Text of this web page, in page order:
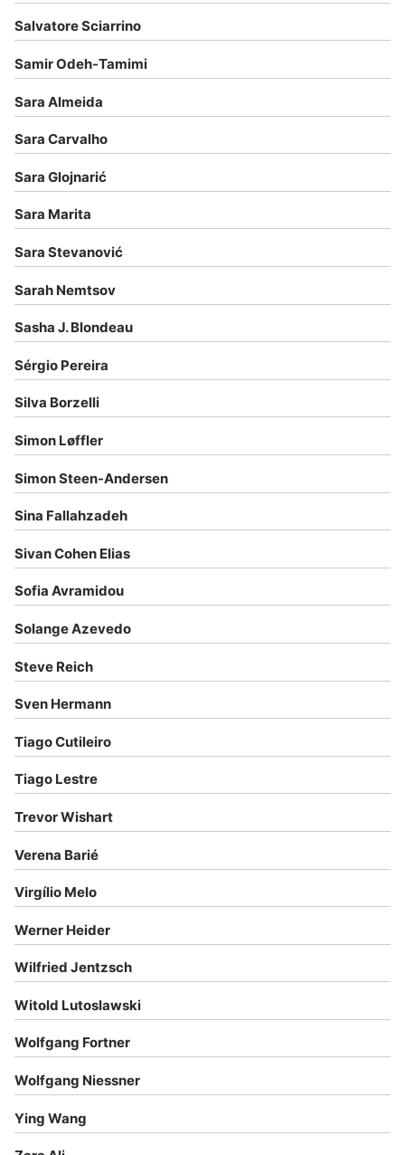
Salvatore Sciarrino
Samir Odeh-Tamimi
Sara Almeida
Sara Carvalho
Sara Glojnarić
Sara Marita
Sara Stevanović
Sarah Nemtsov
Sasha J. Blondeau
Sérgio Pereira
Silva Borzelli
Simon Løffler
Simon Steen-Andersen
Sina Fallahzadeh
Sivan Cohen Elias
Sofia Avramidou
Solange Azevedo
Steve Reich
Sven Hermann
Tiago Cutileiro
Tiago Lestre
Trevor Wishart
Verena Barié
Virgílio Melo
Werner Heider
Wilfried Jentzsch
Witold Lutoslawski
Wolfgang Fortner
Wolfgang Niessner
Ying Wang